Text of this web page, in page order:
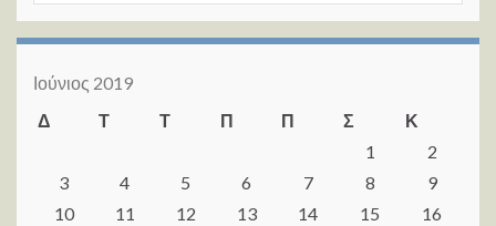
Ιούνιος 2019
Δ
Τ Τ Π Π Σ
Κ
1
2
3
4 5 6 7 8
9
10
11 12 13 14 15
16